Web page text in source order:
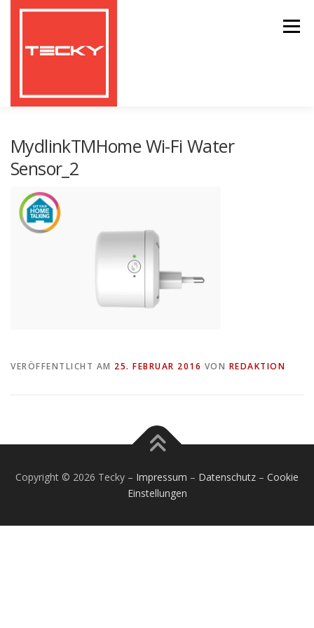
Menü
MydlinkTMHome Wi-Fi Water
Sensor_2
VERÖFFENTLICHT AM 25. FEBRUAR 2016 VON REDAKTION
Copyright © 2026 Tecky – Impressum – Datenschutz – Cookie
Einstellungen